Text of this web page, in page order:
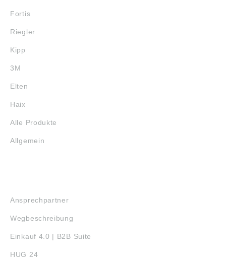
Fortis
Riegler
Kipp
3M
Elten
Haix
Alle Produkte
Allgemein
Ansprechpartner
Wegbeschreibung
Einkauf 4.0 | B2B Suite
HUG 24